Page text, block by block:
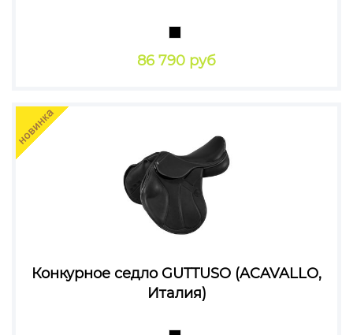
86 790 руб
Конкурное седло GUTTUSO (ACAVALLO,
Италия)